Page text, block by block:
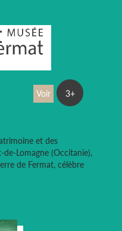
et des
Lomagne (Occitanie),
de Fermat, célèbre
Voir 3+